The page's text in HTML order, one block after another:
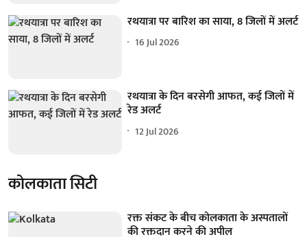
रथयात्रा पर बारिश का साया, 8 जिलों में अलर्ट
16 Jul 2026
रथयात्रा के दिन बरसेगी आफत, कई जिलों में
रेड अलर्ट
12 Jul 2026
कोलकाता सिटी
रक्त संकट के बीच कोलकाता के अस्पतालों
की रक्तदान करने की अपील